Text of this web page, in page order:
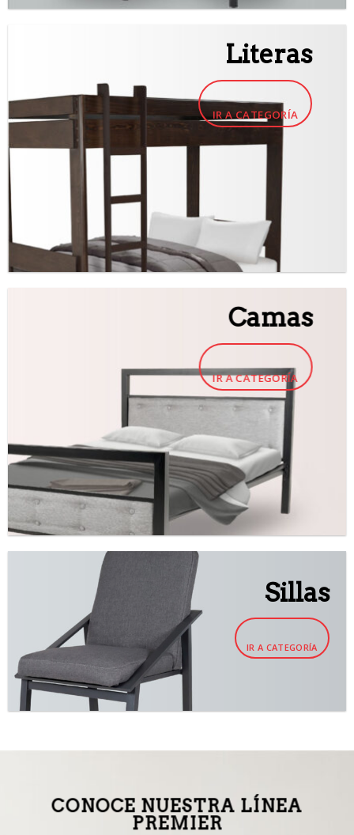
Literas
IR A CATEGORÍA
Camas
IR A CATEGORÍA
Sillas
IR A CATEGORÍA
CONOCE NUESTRA LÍNEA
PREMIER